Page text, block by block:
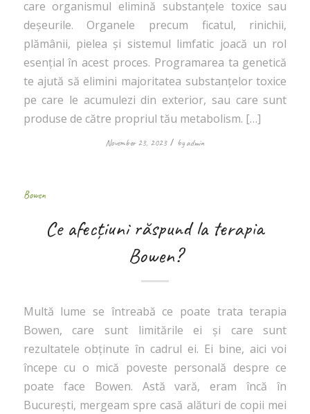
care organismul elimină substanțele toxice sau
deșeurile. Organele precum ficatul, rinichii,
plămânii, pielea și sistemul limfatic joacă un rol
esențial în acest proces. Programarea ta genetică
te ajută să elimini majoritatea substanțelor toxice
pe care le acumulezi din exterior, sau care sunt
produse de către propriul tău metabolism. […]
November 23, 2023 / byadmin
Bowen
Ce afecțiuni răspund la terapia
Bowen?
Multă lume se întreabă ce poate trata terapia
Bowen, care sunt limitările ei și care sunt
rezultatele obținute în cadrul ei. Ei bine, aici voi
începe cu o mică poveste personală despre ce
poate face Bowen. Astă vară, eram încă în
București, mergeam spre casă alături de copii mei